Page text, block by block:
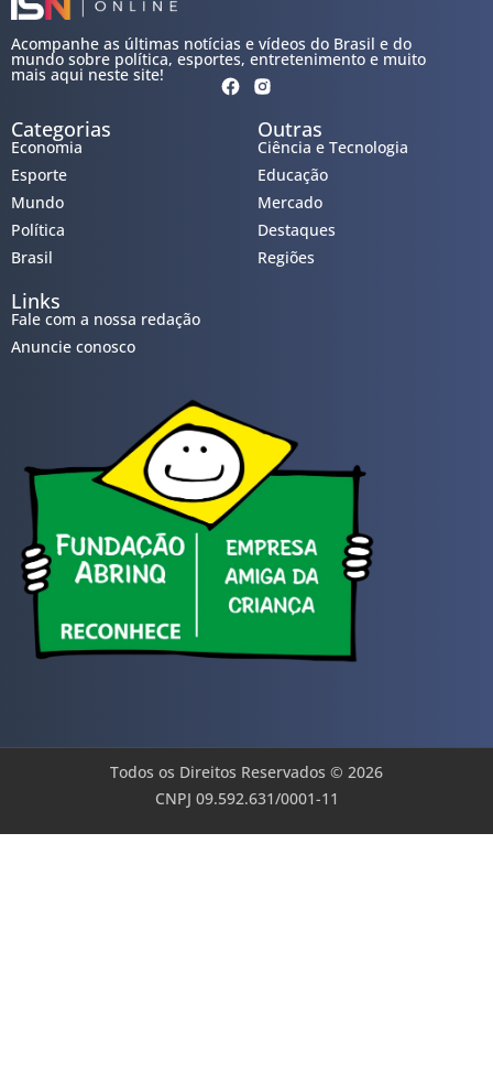
Acompanhe as últimas notícias e vídeos do Brasil e do
mundo sobre política, esportes, entretenimento e muito
mais aqui neste site!
Categorias
Economia
Esporte
Mundo
Política
Brasil
Outras
Ciência e Tecnologia
Educação
Mercado
Destaques
Regiões
Links
Fale com a nossa redação
Anuncie conosco
Todos os Direitos Reservados © 2026
CNPJ 09.592.631/0001-11